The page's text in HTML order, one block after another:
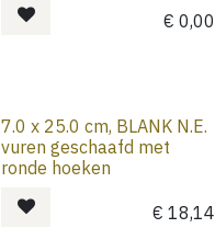
€ 0,00
7.0 x 25.0 cm, BLANK N.E.
vuren geschaafd met
ronde hoeken
€ 18,14